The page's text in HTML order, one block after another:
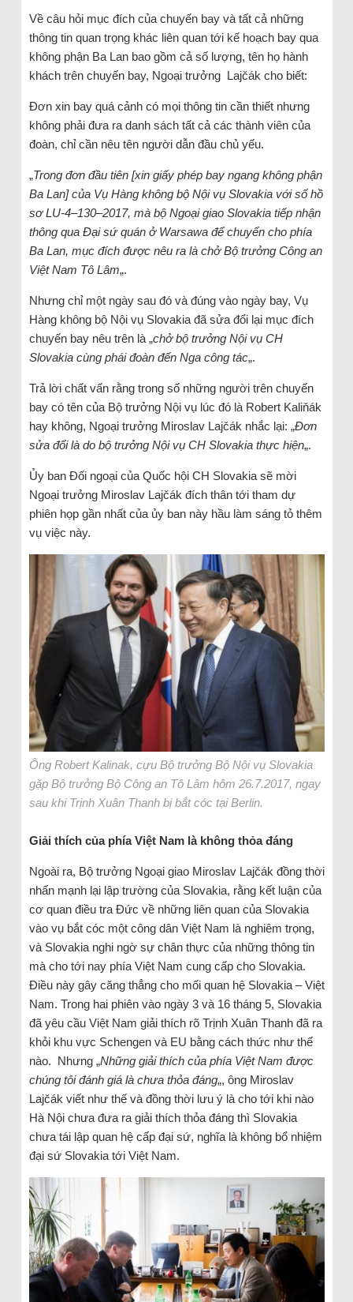
Về câu hỏi mục đích của chuyến bay và tất cả những
thông tin quan trọng khác liên quan tới kế hoạch bay qua
không phận Ba Lan bao gồm cả số lượng, tên họ hành
khách trên chuyến bay, Ngoại trưởng Lajčák cho biết:
Đơn xin bay quá cảnh có mọi thông tin cần thiết nhưng
không phải đưa ra danh sách tất cả các thành viên của
đoàn, chỉ cần nêu tên người dẫn đầu chủ yếu.
„Trong đơn đầu tiên [xin giấy phép bay ngang không phận
Ba Lan] của Vụ Hàng không bộ Nội vụ Slovakia với số hồ
sơ LU-4–130–2017, mà bộ Ngoại giao Slovakia tiếp nhận
thông qua Đại sứ quán ở Warsawa để chuyển cho phía
Ba Lan, mục đích được nêu ra là chở Bộ trưởng Công an
Việt Nam Tô Lâm„.
Nhưng chỉ một ngày sau đó và đúng vào ngày bay, Vụ
Hàng không bộ Nội vụ Slovakia đã sửa đổi lại mục đích
chuyến bay nêu trên là „chở bộ trưởng Nội vụ CH
Slovakia cùng phái đoàn đến Nga công tác„.
Trả lời chất vấn rằng trong số những người trên chuyến
bay có tên của Bộ trưởng Nội vụ lúc đó là Robert Kaliňák
hay không, Ngoại trưởng Miroslav Lajčák nhắc lại: „Đơn
sửa đổi là do bộ trưởng Nội vụ CH Slovakia thực hiện„.
Ủy ban Đối ngoại của Quốc hội CH Slovakia sẽ mời
Ngoại trưởng Miroslav Lajčák đích thân tới tham dự
phiên họp gần nhất của ủy ban này hầu làm sáng tỏ thêm
vụ việc này.
Ông Robert Kalinak, cựu Bộ trưởng Bộ Nội vụ Slovakia
gặp Bộ trưởng Bộ Công an Tô Lâm hôm 26.7.2017, ngay
sau khi Trịnh Xuân Thanh bị bắt cóc tại Berlin.
Giải thích của phía Việt Nam là không thỏa đáng
Ngoài ra, Bộ trưởng Ngoại giao Miroslav Lajčák đồng thời
nhấn mạnh lại lập trường của Slovakia, rằng kết luận của
cơ quan điều tra Đức về những liên quan của Slovakia
vào vụ bắt cóc một công dân Việt Nam là nghiêm trọng,
và Slovakia nghi ngờ sự chân thực của những thông tin
mà cho tới nay phía Việt Nam cung cấp cho Slovakia.
Điều này gây căng thẳng cho mối quan hệ Slovakia – Việt
Nam. Trong hai phiên vào ngày 3 và 16 tháng 5, Slovakia
đã yêu cầu Việt Nam giải thích rõ Trịnh Xuân Thanh đã ra
khỏi khu vực Schengen và EU bằng cách thức như thế
nào. Nhưng „Những giải thích của phía Việt Nam được
chúng tôi đánh giá là chưa thỏa đáng„, ông Miroslav
Lajčák viết như thế và đồng thời lưu ý là cho tới khi nào
Hà Nội chưa đưa ra giải thích thỏa đáng thì Slovakia
chưa tái lập quan hệ cấp đại sứ, nghĩa là không bổ nhiệm
đại sứ Slovakia tới Việt Nam.